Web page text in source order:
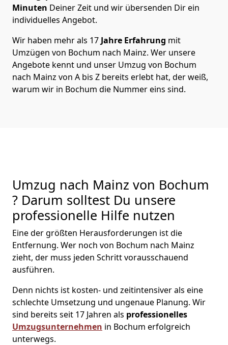
Minuten Deiner Zeit und wir übersenden Dir ein
individuelles Angebot.
Wir haben mehr als 17 Jahre Erfahrung mit
Umzügen von Bochum nach Mainz. Wer unsere
Angebote kennt und unser Umzug von Bochum
nach Mainz von A bis Z bereits erlebt hat, der weiß,
warum wir in Bochum die Nummer eins sind.
Umzug nach Mainz von Bochum
? Darum solltest Du unsere
professionelle Hilfe nutzen
Eine der größten Herausforderungen ist die
Entfernung. Wer noch von Bochum nach Mainz
zieht, der muss jeden Schritt vorausschauend
ausführen.
Denn nichts ist kosten- und zeitintensiver als eine
schlechte Umsetzung und ungenaue Planung. Wir
sind bereits seit 17 Jahren als professionelles
Umzugsunternehmen in Bochum erfolgreich
unterwegs.